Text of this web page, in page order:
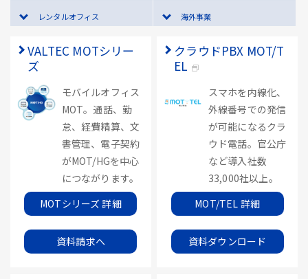
レンタルオフィス 海外事業
VALTEC MOTシリー
ズ
モバイルオフィス
MOT。通話、勤
怠、経費精算、文
書管理、電子契約
がMOT/HGを中心
につながります。
MOTシリーズ 詳細
資料請求へ
クラウドPBX MOT/T
EL
スマホを内線化、
外線番号での発信
が可能になるクラ
ウド電話。官公庁
など導入社数
33,000社以上。
MOT/TEL 詳細
資料ダウンロード